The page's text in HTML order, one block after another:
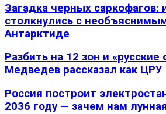
Загадка черных саркофагов:
столкнулись с
Антарктиде
Разбить на 12 зон и «русские
Медведев рассказал как ЦРУ
Россия построит
2036 году — зачем нам